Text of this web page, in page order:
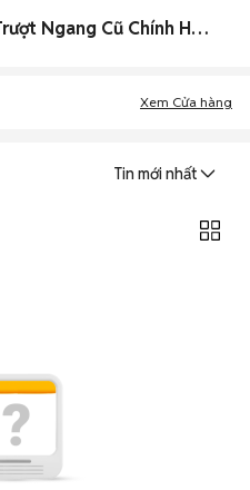
Mua Bán Điện Thoại Nokia Trượt Ngang Cũ Chính Hãng Giá Siêu Rẻ
Xem Cửa hàng
Tin mới nhất